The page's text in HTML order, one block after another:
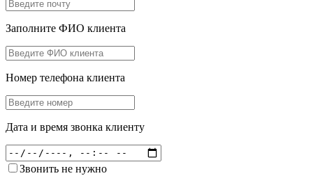
Заполните ФИО клиента
Номер телефона клиента
Дата и время звонка клиенту
Звонить не нужно